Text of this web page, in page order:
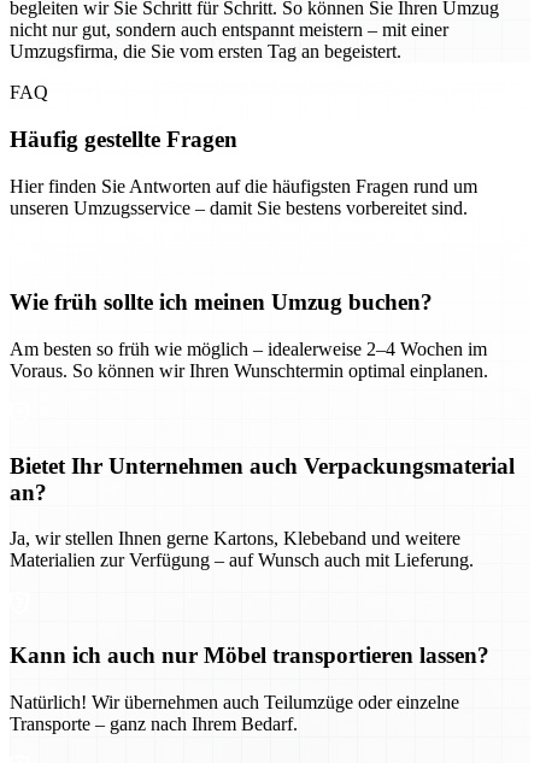
begleiten wir Sie Schritt für Schritt. So können Sie Ihren Umzug
nicht nur gut, sondern auch entspannt meistern – mit einer
Umzugsfirma, die Sie vom ersten Tag an begeistert.
FAQ
Häufig gestellte Fragen
Hier finden Sie Antworten auf die häufigsten Fragen rund um
unseren Umzugsservice – damit Sie bestens vorbereitet sind.
Wie früh sollte ich meinen Umzug buchen?
Am besten so früh wie möglich – idealerweise 2–4 Wochen im
Voraus. So können wir Ihren Wunschtermin optimal einplanen.
Bietet Ihr Unternehmen auch Verpackungsmaterial
an?
Ja, wir stellen Ihnen gerne Kartons, Klebeband und weitere
Materialien zur Verfügung – auf Wunsch auch mit Lieferung.
Kann ich auch nur Möbel transportieren lassen?
Natürlich! Wir übernehmen auch Teilumzüge oder einzelne
Transporte – ganz nach Ihrem Bedarf.